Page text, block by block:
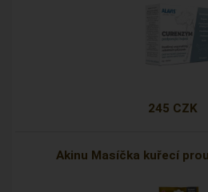
245 CZK
Akinu Masíčka kuřecí